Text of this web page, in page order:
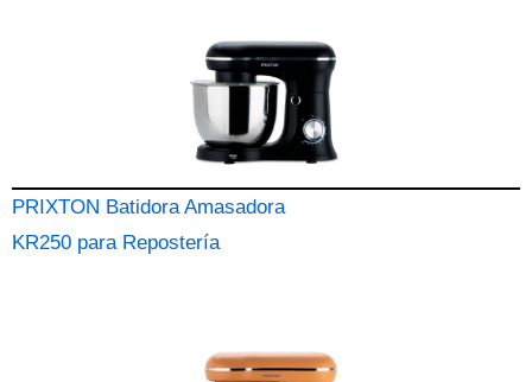
PRIXTON Batidora Amasadora
KR250 para Repostería